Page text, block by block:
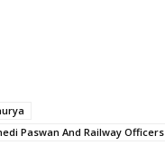
Paswan And Railway Officers